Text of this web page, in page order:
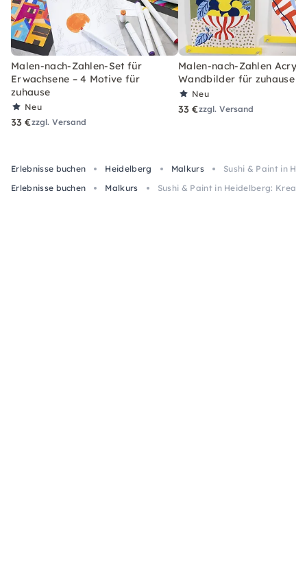
Malen-nach-Zahlen-Set für
Erwachsene – 4 Motive für
zuhause
Neu
33 €zzgl. Versand
Malen-nach-Zahlen Acryl-
Wandbilder für zuhause
Neu
33 €zzgl. Versand
Erlebnisse buchen Heidelberg Malkurs
Sushi & Paint in
Erlebnisse buchen
Malkurs Sushi & Paint in Heidelberg: